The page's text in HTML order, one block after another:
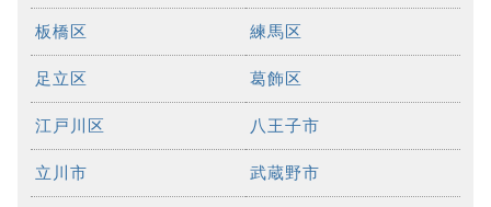
板橋区 練馬区
足立区 葛飾区
江戸川区 八王子市
立川市 武蔵野市